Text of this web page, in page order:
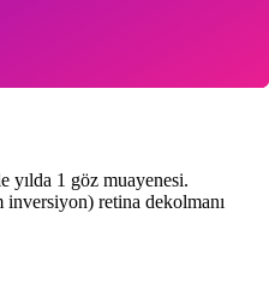
yılda 1 göz muayenesi.
inversiyon) retina dekolmanı